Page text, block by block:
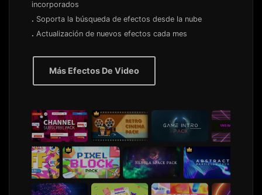
incorporados
. Soporta la búsqueda de efectos desde la nube
. Actualización de nuevos efectos cada mes
Más Efectos De Video